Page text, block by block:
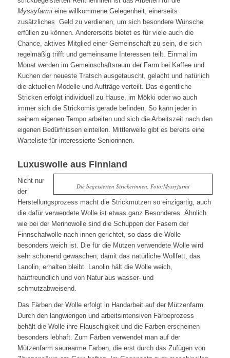
Myssyfarmieine willkommene Gelegenheit, einerseits
zusätzliches Geld zu verdienen, um sich besondere Wünsche
erfüllen zu können. Andererseits bietet es für viele auch die
Chance, aktives Mitglied einer Gemeinschaft zu sein, die sich
regelmäßig trifft und gemeinsame Interessen teilt. Einmal im
Monat werden im Gemeinschaftsraum der Farm bei Kaffee und
Kuchen der neueste Tratsch ausgetauscht, gelacht und natürlich
die aktuellen Modelle und Aufträge verteilt. Das eigentliche
Stricken erfolgt individuell zu Hause, im Mökki oder wo auch
immer sich die Strickomis gerade befinden. So kann jeder in
seinem eigenen Tempo arbeiten und sich die Arbeitszeit nach den
eigenen Bedürfnissen einteilen. Mittlerweile gibt es bereits eine
Warteliste für interessierte Seniorinnen.
Luxuswolle aus Finnland
Die begeisterten Strickerinnen, Foto:Myssyfarmi
Nicht nur
der
Herstellungsprozess macht die Strickmützen so einzigartig, auch
die dafür verwendete Wolle ist etwas ganz Besonderes. Ähnlich
wie bei der Merinowolle sind die Schuppen der Fasern der
Finnschafwolle nach innen gerichtet, so dass die Wolle
besonders weich ist. Die für die Mützen verwendete Wolle wird
sehr schonend gewaschen, damit das natürliche Wollfett, das
Lanolin, erhalten bleibt. Lanolin hält die Wolle weich,
hautfreundlich und von Natur aus wasser- und
schmutzabweisend.
Das Färben der Wolle erfolgt in Handarbeit auf der Mützenfarm.
Durch den langwierigen und arbeitsintensiven Färbeprozess
behält die Wolle ihre Flauschigkeit und die Farben erscheinen
besonders lebhaft. Zum Färben verwendet man auf der
Mützenfarm säurearme Farben, die erst durch das Zufügen von